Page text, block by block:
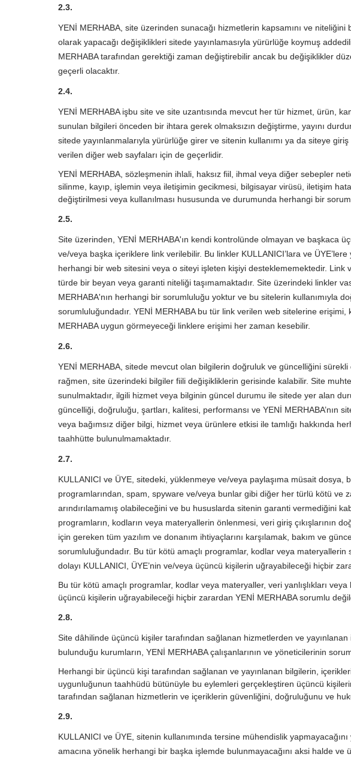
2.3.
YENİ MERHABA, site üzerinden sunacağı hizmetlerin kapsamını ve
olarak yapacağı değişiklikleri sitede yayınlamasıyla yürürlüğe koymuş
MERHABA tarafından gerektiği zaman değiştirebilir ancak bu değişiklikler
geçerli olacaktır.
2.4.
YENİ MERHABA işbu site ve site uzantısında mevcut her tür hizmet, ürün,
sunulan bilgileri önceden bir ihtara gerek olmaksızın değiştirme, yayını
sitede yayınlanmalarıyla yürürlüğe girer ve sitenin kullanımı ya da siteye
verilen diğer web sayfaları için de geçerlidir.
YENİ MERHABA, sözleşmenin ihlali, haksız fiil, ihmal veya diğer sebepler
silinme, kayıp, işlemin veya iletişimin gecikmesi, bilgisayar virüsü, iletişim
değiştirilmesi veya kullanılması hususunda ve durumunda herhangi bir
2.5.
Site üzerinden, YENİ MERHABA'ın kendi kontrolünde olmayan ve başkaca
ve/veya başka içeriklere link verilebilir. Bu linkler KULLANICI’lara ve
herhangi bir web sitesini veya o siteyi işleten kişiyi desteklememektedir.
türde bir beyan veya garanti niteliği taşımamaktadır. Site üzerindeki linkler
MERHABA'nın herhangi bir sorumluluğu yoktur ve bu sitelerin kullanımıyla
sorumluluğundadır. YENİ MERHABA bu tür link verilen web sitelerine erişimi,
MERHABA uygun görmeyeceği linklere erişimi her zaman kesebilir.
2.6.
YENİ MERHABA, sitede mevcut olan bilgilerin doğruluk ve güncelliğini
rağmen, site üzerindeki bilgiler fiili değişikliklerin gerisinde kalabilir. Site
sunulmaktadır, ilgili hizmet veya bilginin güncel durumu ile sitede yer alan
güncelliği, doğruluğu, şartları, kalitesi, performansı ve YENİ MERHABA’nın
veya bağımsız diğer bilgi, hizmet veya ürünlere etkisi ile tamlığı hakkında
taahhütte bulunulmamaktadır.
2.7.
KULLANICI ve ÜYE, sitedeki, yüklenmeye ve/veya paylaşıma müsait
programlarından, spam, spyware ve/veya bunlar gibi diğer her türlü kötü ve
arındırılamamış olabileceğini ve bu hususlarda sitenin garanti vermediğini
programların, kodların veya materyallerin önlenmesi, veri giriş çıkışlarının
için gereken tüm yazılım ve donanım ihtiyaçlarını karşılamak, bakım ve
sorumluluğundadır. Bu tür kötü amaçlı programlar, kodlar veya materyallerin
dolayı KULLANICI, ÜYE’nin ve/veya üçüncü kişilerin uğrayabileceği hiçbir
Bu tür kötü amaçlı programlar, kodlar veya materyaller, veri yanlışlıkları veya
üçüncü kişilerin uğrayabileceği hiçbir zarardan YENİ MERHABA sorumlu
2.8.
Site dâhilinde üçüncü kişiler tarafından sağlanan hizmetlerden ve yayınlanan
bulunduğu kurumların, YENİ MERHABA çalışanlarının ve yöneticilerinin
Herhangi bir üçüncü kişi tarafından sağlanan ve yayınlanan bilgilerin,
uygunluğunun taahhüdü bütünüyle bu eylemleri gerçekleştiren üçüncü
tarafından sağlanan hizmetlerin ve içeriklerin güvenliğini, doğruluğunu ve
2.9.
KULLANICI ve ÜYE, sitenin kullanımında tersine mühendislik
amacına yönelik herhangi bir başka işlemde bulunmayacağını aksi halde